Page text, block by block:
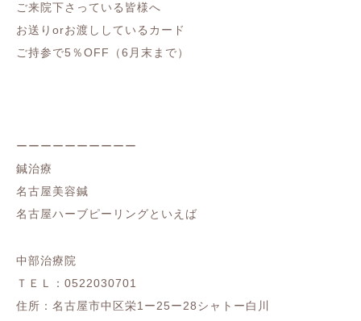
ご来院下さっている皆様へ
お送りorお渡ししているカード
ご持参で5％OFF（6月末まで）
ーーーーーーーーーー
鍼治療
名古屋美容鍼
名古屋ハーブピーリングといえば
中部治療院
ＴＥＬ：0522030701
住所：名古屋市中区栄1ー25ー28シャトー白川